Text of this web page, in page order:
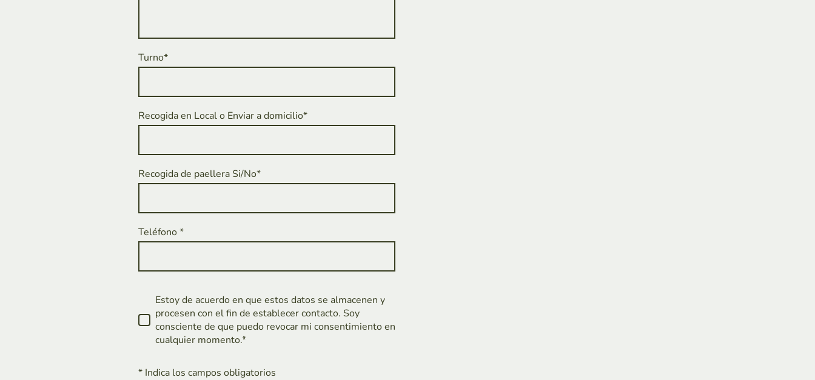
Turno*
Recogida en Local o Enviar a domicilio*
Recogida de paellera Si/No*
Teléfono *
Estoy de acuerdo en que estos datos se almacenen y
procesen con el fin de establecer contacto. Soy
consciente de que puedo revocar mi consentimiento en
cualquier momento.*
* Indica los campos obligatorios